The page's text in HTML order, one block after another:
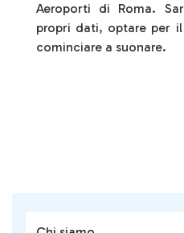
Aeroporti di Roma.
propri dati, optare per il
cominciare a suonare.